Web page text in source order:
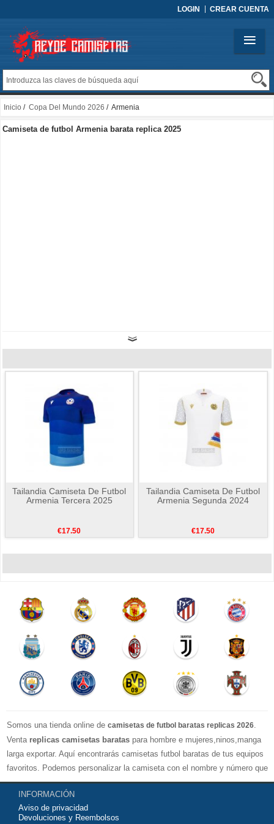
LOGIN CREAR CUENTA
Inicio / Copa Del Mundo 2026 / Armenia
Camiseta de futbol Armenia barata replica 2025
Tailandia Camiseta De Futbol
Armenia Tercera 2025
€17.50
Tailandia Camiseta De Futbol
Armenia Segunda 2024
€17.50
Somos una tienda online de camisetas de futbol baratas replicas 2026.
Venta replicas camisetas baratas para hombre e mujeres,ninos,manga
larga exportar. Aquí encontrarás camisetas futbol baratas de tus equipos
favoritos. Podemos personalizar la camiseta con el nombre y número que
quieras. Nuestrascamisetas de futbol replicasson de máxima calidad
tailandesa por lo que estamos convencidos que quedarás muy satisfecho
con ella. Estas camisetas tienen un tejido transpirable por lo que te
INFORMACIÓN
Aviso de privacidad
Devoluciones y Reembolsos